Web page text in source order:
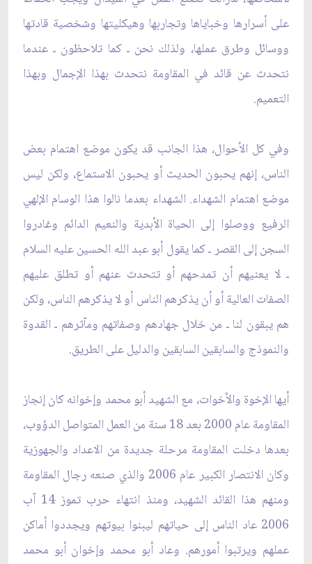
على أسرارها وخباياها وتجاربها وهيكليتها وشخصية قادتها
ووسائل وطرق عملها، ولذلك نحن ـ كما تلاحظون ـ عندما
نتحدث عن قائد في المقاومة نتحدث بهذا الإجمال وبهذا
التعميم.
وفي كل الأحوال، هذا الجانب قد يكون موضع اهتمام بعض
الناس، إنهم يحبون الحديث أو يحبون الاستماع، ولكن ليس
موضع اهتمام الشهداء. الشهداء بعدما نالوا هذا الوسام الإلهي
الرفيع ووصلوا إلى الحياة الأبدية والنعيم الدائم وغادروا
السجن إلى القصر ـ كما يقول أبو عبد الله الحسين عليه السلام
ـ لا يعنيهم أن تمدحهم أو تتحدث عنهم أو تطلق عليهم
الصفات العالية أو أن يذكرهم الناس أو لا يذكرهم الناس، ولكن
هم يبقون لنا ـ من خلال جهادهم وصفاتهم ومآثرهم ـ القدوة
والنموذج والسابقين السابقين والدليل على الطريق.
أيها الإخوة والأخوات، مع الشهيد أبو محمد وإخوانه كان إنجاز
المقاومة عام 2000 بعد 18 سنة من العمل المتواصل الدؤوب،
بعدها دخلت المقاومة مرحلة جديدة من الاعداد والجهوزية
وكان الانتصار الكبير عام 2006 والذي صنعه رجال المقاومة
ومنهم هذا القائد الشهيد، ومنذ انتهاء حرب تموز 14 آب
2006 عاد الناس إلى حياتهم ليبنوا بيوتهم ويجددوا أماكن
عملهم ويرتبوا أمورهم. وعاد أبو محمد وإخوان أبو محمد